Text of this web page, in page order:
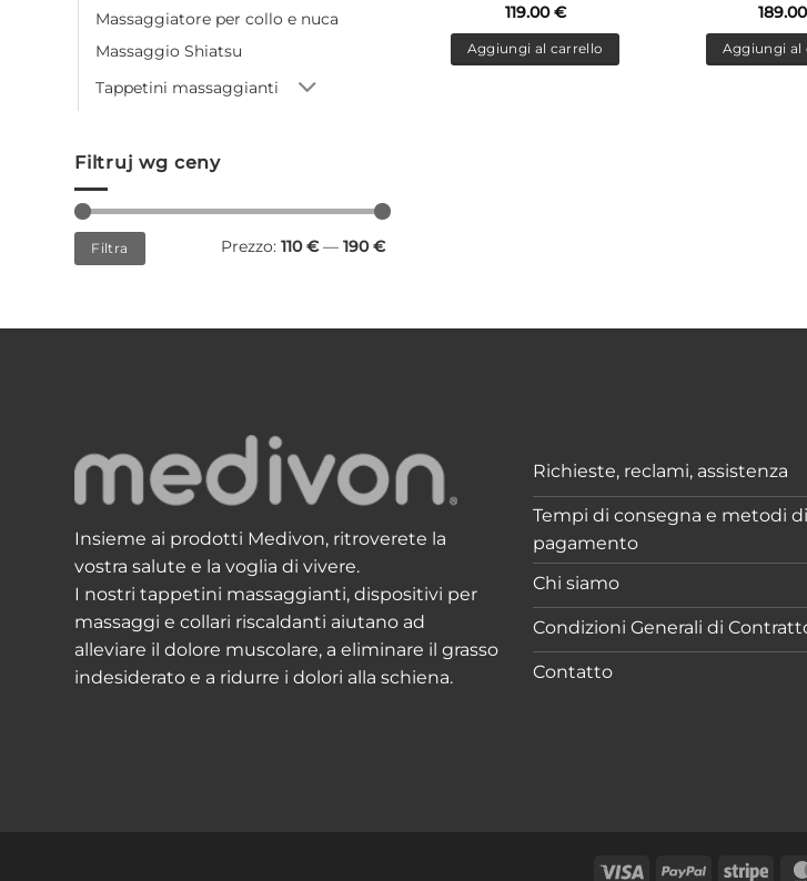
Massaggiatore per collo e nuca
Massaggio Shiatsu
Tappetini massaggianti
Filtruj wg ceny
Prezzo
Min
Prezzo
MaxFiltra Prezzo: 110 €— 190 €
Valutato5
119.00€
Aggiungi al carrello
189.00
Aggiungi al
Insieme ai prodotti Medivon, ritroverete la
vostra salute e la voglia di vivere.
I nostri tappetini massaggianti, dispositivi per
massaggi e collari riscaldanti aiutano ad
alleviare il dolore muscolare, a eliminare il grasso
indesiderato e a ridurre i dolori alla schiena.
Richieste, reclami, assistenza
Tempi di consegna e metodi di
pagamento
Chi siamo
Condizioni Generali di
Contatto
Visa PayPal